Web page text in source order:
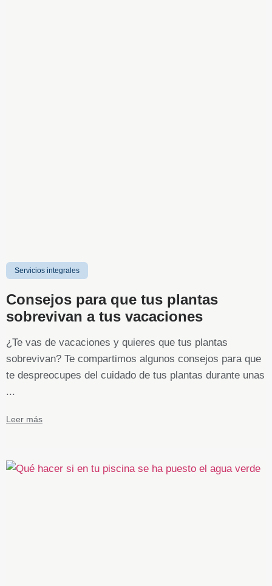
Servicios integrales
Consejos para que tus plantas
sobrevivan a tus vacaciones
¿Te vas de vacaciones y quieres que tus plantas
sobrevivan? Te compartimos algunos consejos para que
te despreocupes del cuidado de tus plantas durante unas
...
Leer más